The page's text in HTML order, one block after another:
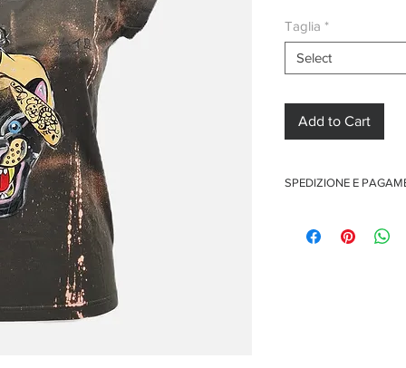
Taglia *
Select
Add to Cart
SPEDIZIONE E
Pagamenti sicuri con